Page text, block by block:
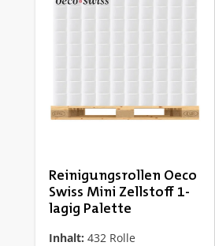
Reinigungsrollen Oeco
Swiss Mini Zellstoff 1-
lagig Palette
Inhalt: 432 Rolle